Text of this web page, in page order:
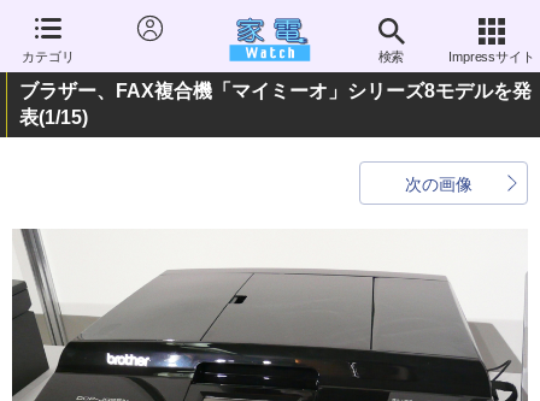
カテゴリ 検索 Impressサイト
ブラザー、FAX複合機「マイミーオ」シリーズ8モデルを発
表(1/15)
次の画像